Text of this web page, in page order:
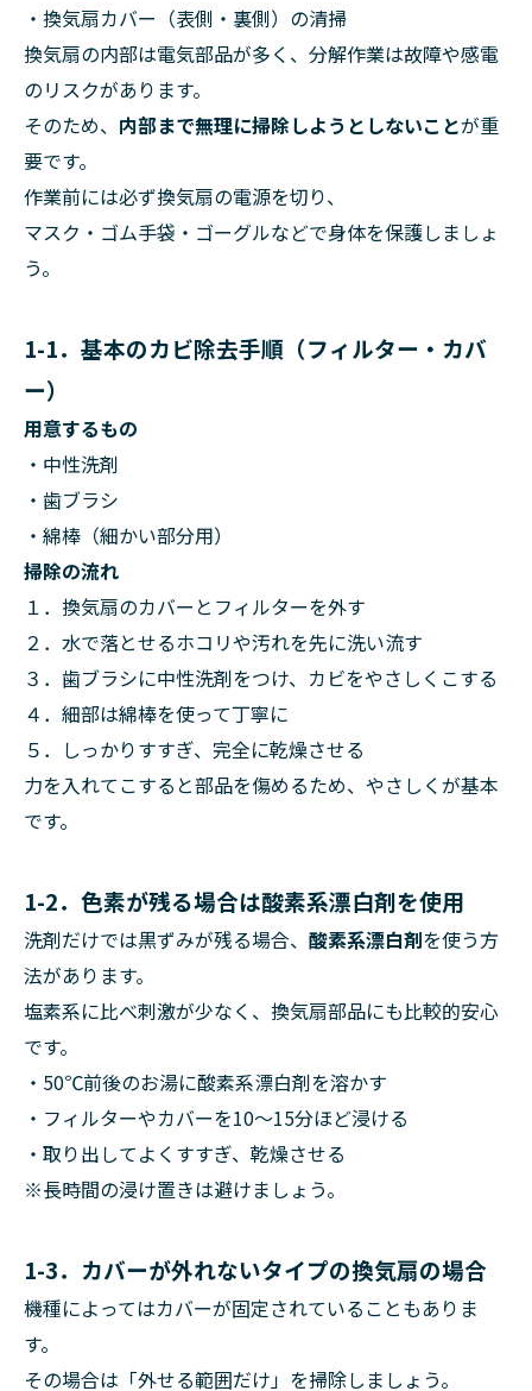
・換気扇カバー（表側・裏側）の清掃
換気扇の内部は電気部品が多く、分解作業は故障や感電
のリスクがあります。
そのため、 内部まで無理に掃除しようとしないことが重
要です。
作業前には必ず換気扇の電源を切り、
マスク・ゴム手袋・ゴーグルなどで身体を保護しましょ
う。
1-1．基本のカビ除去手順（フィルター・カバ
ー）
用意するもの
・中性洗剤
・歯ブラシ
・綿棒（細かい部分用）
掃除の流れ
１．換気扇のカバーとフィルターを外す
２．水で落とせるホコリや汚れを先に洗い流す
３．歯ブラシに中性洗剤をつけ、カビをやさしくこする
４．細部は綿棒を使って丁寧に
５．しっかりすすぎ、完全に乾燥させる
力を入れてこすると部品を傷めるため、やさしくが基本
です。
1-2．色素が残る場合は酸素系漂白剤を使用
洗剤だけでは黒ずみが残る場合、 酸素系漂白剤を使う方
法があります。
塩素系に比べ刺激が少なく、換気扇部品にも比較的安心
です。
・50℃前後のお湯に酸素系漂白剤を溶かす
・フィルターやカバーを10〜15分ほど浸ける
・取り出してよくすすぎ、乾燥させる
※長時間の浸け置きは避けましょう。
1-3．カバーが外れないタイプの換気扇の場合
機種によってはカバーが固定されていることもありま
す。
その場合は「外せる範囲だけ」を掃除しましょう。